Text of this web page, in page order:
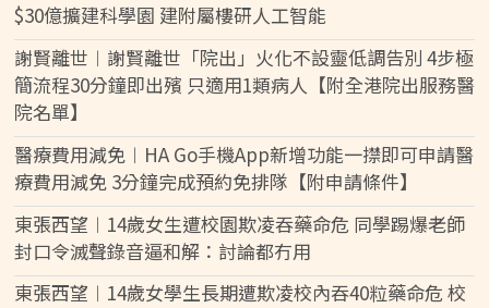
$30億擴建科學園 建附屬樓研人工智能
謝賢離世︱謝賢離世「院出」火化不設靈低調告別 4步極
簡流程30分鐘即出殯 只適用1類病人【附全港院出服務醫
院名單】
醫療費用減免︱HA Go手機App新增功能一㩒即可申請醫
療費用減免 3分鐘完成預約免排隊【附申請條件】
東張西望︱14歲女生遭校園欺凌吞藥命危 同學踢爆老師
封口令滅聲錄音逼和解：討論都冇用
東張西望︱14歲女學生長期遭欺凌校內吞40粒藥命危 校